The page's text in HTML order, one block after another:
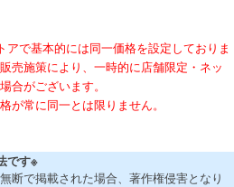
で基本的には同一価格を設定しておりま
売施策により、一時的に店舗限定・ネッ
合がございます。
が常に同一とは限りません。
です※
断で掲載された場合、著作権侵害となり